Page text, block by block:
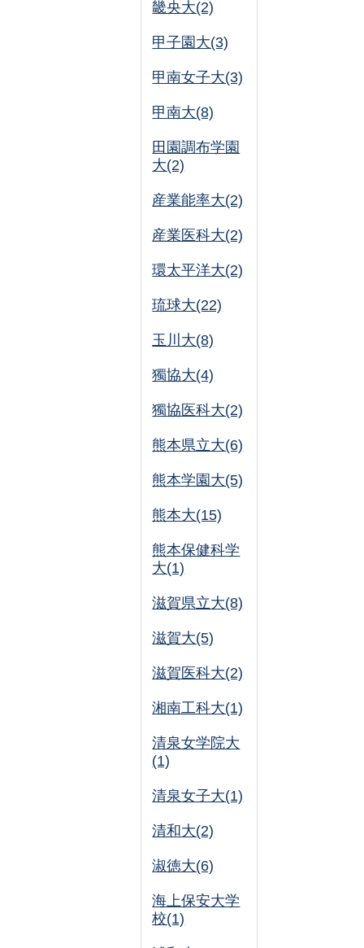
畿央大(2)
甲子園大(3)
甲南女子大(3)
甲南大(8)
田園調布学園
大(2)
産業能率大(2)
産業医科大(2)
環太平洋大(2)
琉球大(22)
玉川大(8)
獨協大(4)
獨協医科大(2)
熊本県立大(6)
熊本学園大(5)
熊本大(15)
熊本保健科学
大(1)
滋賀県立大(8)
滋賀大(5)
滋賀医科大(2)
湘南工科大(1)
清泉女学院大
(1)
清泉女子大(1)
清和大(2)
淑徳大(6)
海上保安大学
校(1)